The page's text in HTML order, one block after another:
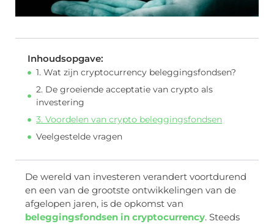
Inhoudsopgave:
1. Wat zijn cryptocurrency beleggingsfondsen?
2. De groeiende acceptatie van crypto als
investering
3. Voordelen van crypto beleggingsfondsen
Veelgestelde vragen
De wereld van investeren verandert voortdurend
en een van de grootste ontwikkelingen van de
afgelopen jaren, is de opkomst van
beleggingsfondsen in cryptocurrency. Steeds